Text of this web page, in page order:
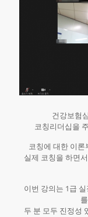
건강보험
코칭리더십을
코칭에 대한 이
실제 코칭을 하면
이번 강의는 1급
두 분 모두 진정성